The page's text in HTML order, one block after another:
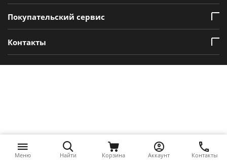
Покупательский сервис
Контакты
Меню Найти Корзина Аккаунт Контакты